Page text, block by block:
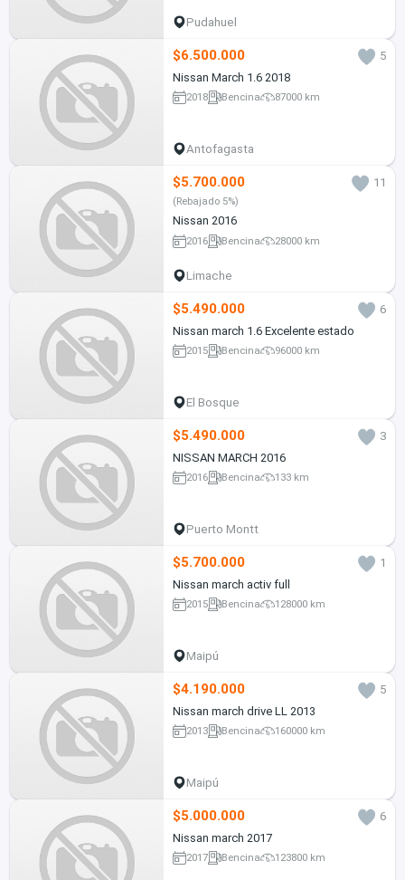
Pudahuel
$6.500.000
5
Nissan March 1.6 2018
2018 Bencina 87000 km
Antofagasta
$5.700.000 11
(Rebajado 5%)
Nissan 2016
2016 Bencina 28000 km
Limache
$5.490.000
6
Nissan march 1.6 Excelente estado
2015 Bencina 96000 km
El Bosque
$5.490.000
3
NISSAN MARCH 2016
2016 Bencina 133 km
Puerto Montt
$5.700.000
1
Nissan march activ full
2015 Bencina 128000 km
Maipú
$4.190.000
5
Nissan march drive LL 2013
2013 Bencina 160000 km
Maipú
$5.000.000
6
Nissan march 2017
2017 Bencina 123800 km